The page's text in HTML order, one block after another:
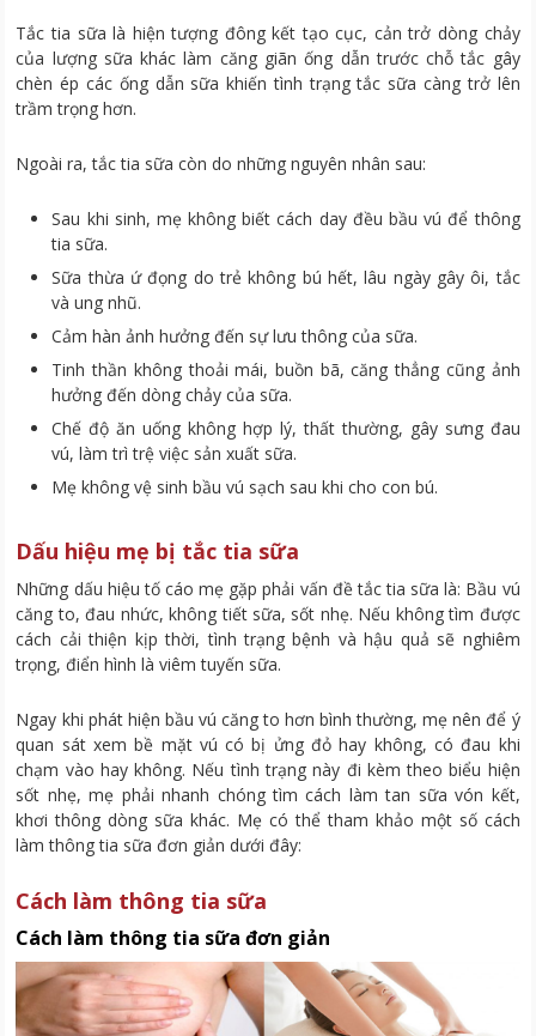
Tắc tia sữa là hiện tượng đông kết tạo cục, cản trở dòng chảy
của lượng sữa khác làm căng giãn ống dẫn trước chỗ tắc gây
chèn ép các ống dẫn sữa khiến tình trạng tắc sữa càng trở lên
trầm trọng hơn.
Ngoài ra, tắc tia sữa còn do những nguyên nhân sau:
Sau khi sinh, mẹ không biết cách day đều bầu vú để thông
tia sữa.
Sữa thừa ứ đọng do trẻ không bú hết, lâu ngày gây ôi, tắc
và ung nhũ.
Cảm hàn ảnh hưởng đến sự lưu thông của sữa.
Tinh thần không thoải mái, buồn bã, căng thẳng cũng ảnh
hưởng đến dòng chảy của sữa.
Chế độ ăn uống không hợp lý, thất thường, gây sưng đau
vú, làm trì trệ việc sản xuất sữa.
Mẹ không vệ sinh bầu vú sạch sau khi cho con bú.
Dấu hiệu mẹ bị tắc tia sữa
Những dấu hiệu tố cáo mẹ gặp phải vấn đề tắc tia sữa là: Bầu vú
căng to, đau nhức, không tiết sữa, sốt nhẹ. Nếu không tìm được
cách cải thiện kịp thời, tình trạng bệnh và hậu quả sẽ nghiêm
trọng, điển hình là viêm tuyến sữa.
Ngay khi phát hiện bầu vú căng to hơn bình thường, mẹ nên để ý
quan sát xem bề mặt vú có bị ửng đỏ hay không, có đau khi
chạm vào hay không. Nếu tình trạng này đi kèm theo biểu hiện
sốt nhẹ, mẹ phải nhanh chóng tìm cách làm tan sữa vón kết,
khơi thông dòng sữa khác. Mẹ có thể tham khảo một số cách
làm thông tia sữa đơn giản dưới đây:
Cách làm thông tia sữa
Cách làm thông tia sữa đơn giản